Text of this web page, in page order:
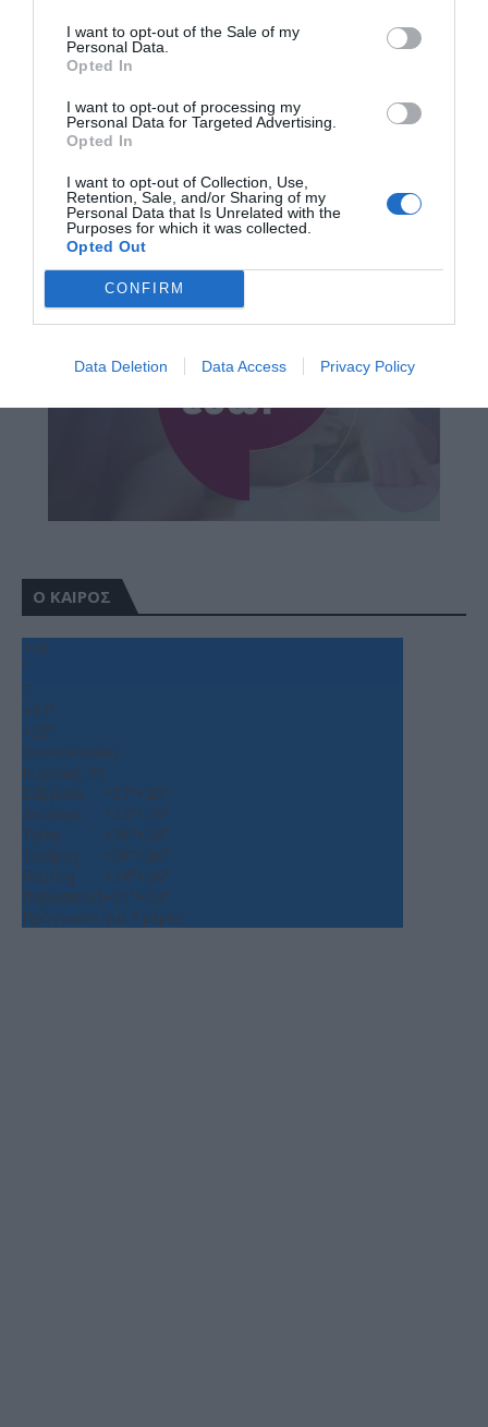
I want to opt-out of the Sale of my
Personal Data.
Opted In
I want to opt-out of processing my
Personal Data for Targeted Advertising.
Opted In
I want to opt-out of Collection, Use,
Retention, Sale, and/or Sharing of my
Personal Data that Is Unrelated with the
Purposes for which it was collected.
Opted Out
CONFIRM
Data Deletion Data Access Privacy Policy
Ο ΚΑΙΡΟΣ
+36
°
C
+37°
+25°
Θεσσαλονίκη
Κυριακή, 09
Σάββατο
+37°+25°
Δευτέρα
+34°+25°
Τρίτη
+36°+26°
Τετάρτη
+38°+26°
Πέμπτη
+34°+26°
Παρασκευή+31°+24°
Πρόγνωση για 7 μέρες